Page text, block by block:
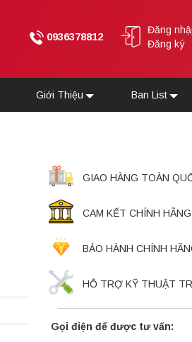
0936378812
Đăng
Đăng ký
Giới Thiệu Ban List
GIAO HÀNG TOÀN
CAM KẾT CHÍNH
BẢO HÀNH CHÍNH
HỖ TRỢ KỸ THUẬT
Gọi điện để được tư vấn: